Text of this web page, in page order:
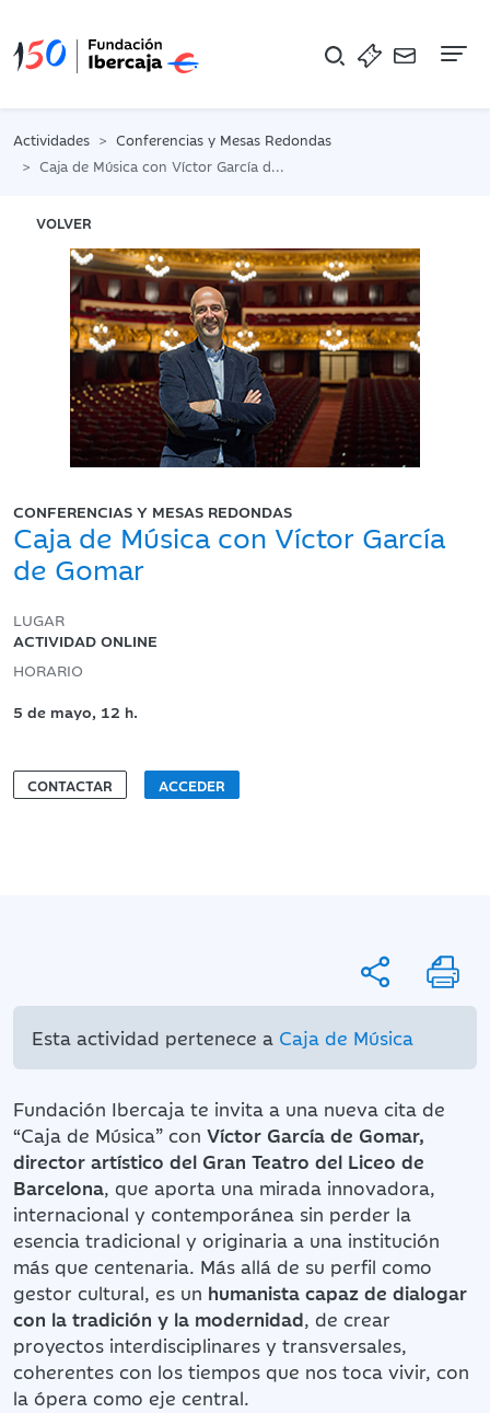
Actividades
Conferencias y Mesas Redondas
Caja de Música con Víctor García de Gomar
VOLVER
CONFERENCIAS Y MESAS REDONDAS
Caja de Música con Víctor García
de Gomar
LUGAR
ACTIVIDAD ONLINE
HORARIO
5 de mayo, 12 h.
CONTACTAR ACCEDER
Esta actividad pertenece a Caja de Música
Fundación Ibercaja te invita a una nueva cita de
“Caja de Música” con Víctor García de Gomar,
director artístico del Gran Teatro del Liceo de
Barcelona, que aporta una mirada innovadora,
internacional y contemporánea sin perder la
esencia tradicional y originaria a una institución
más que centenaria. Más allá de su perfil como
gestor cultural, es un humanista capaz de dialogar
con la tradición y la modernidad, de crear
proyectos interdisciplinares y transversales,
coherentes con los tiempos que nos toca vivir, con
la ópera como eje central.